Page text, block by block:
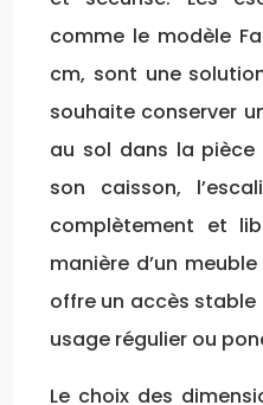
comme le modèle
cm, sont une
souhaite conserver
au sol dans la pièce
son caisson,
complètement et
manière d’un
offre un accès
usage régulier ou
Le choix des